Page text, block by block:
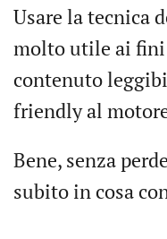
Usare la tecnica
molto utile ai fini
contenuto
friendly al
Bene, senza
subito in cosa